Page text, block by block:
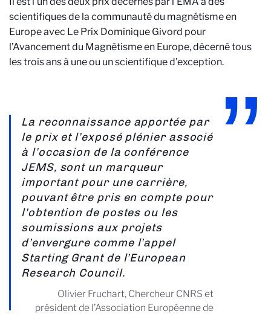
scientifiques de la communauté du magnétisme en
Europe avec Le Prix Dominique Givord pour
l’Avancement du Magnétisme en Europe, décerné tous
les trois ans à une ou un scientifique d’exception.
La reconnaissance apportée par
le prix et l’exposé plénier associé
à l’occasion de la conférence
JEMS, sont un marqueur
important pour une carrière,
pouvant être pris en compte pour
l’obtention de postes ou les
soumissions aux projets
d’envergure comme l’appel
Starting Grant de l’European
Research Council.
Olivier Fruchart, Chercheur CNRS et
président de l’Association Européenne de